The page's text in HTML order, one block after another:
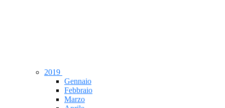
2019
Gennaio
Febbraio
Marzo